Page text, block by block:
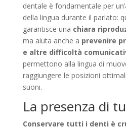
dentale è fondamentale per
della lingua durante il parlato:
garantisce una chiara
ma aiuta anche a prevenire
e altre difficoltà
permettono alla lingua di
raggiungere le posizioni
suoni.
La presenza di
Conservare tutti i denti è